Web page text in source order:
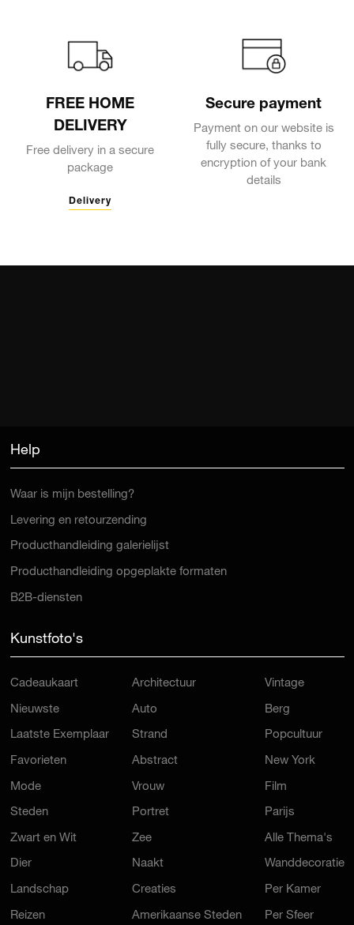
FREE HOME
DELIVERY
Free delivery in a secure
package
Delivery
Secure payment
Payment on our website is
fully secure, thanks to
encryption of your bank
details
Help
Waar is mijn bestelling?
Levering en retourzending
Producthandleiding galerielijst
Producthandleiding opgeplakte formaten
B2B-diensten
Kunstfoto's
Cadeaukaart
Nieuwste
Laatste Exemplaar
Favorieten
Mode
Steden
Zwart en Wit
Dier
Landschap
Reizen
Architectuur
Auto
Strand
Abstract
Vrouw
Portret
Zee
Naakt
Creaties
Amerikaanse Steden
Vintage
Berg
Popcultuur
New York
Film
Parijs
Alle Thema's
Wanddecoratie
Per Kamer
Per Sfeer